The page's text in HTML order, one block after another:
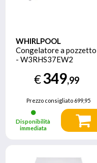
WHIRLPOOL
Congelatore a pozzetto
- W3RHS37EW2
€349,99
Prezzo consigliato699,95
Disponibilità
immediata